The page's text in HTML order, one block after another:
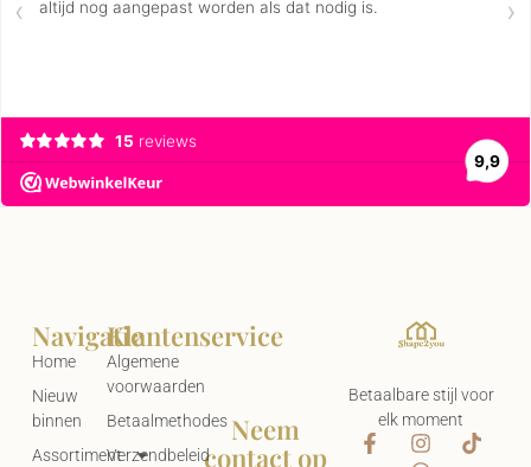
Betaalbare stijl voor
elk moment
Klantenservice
Algemene
voorwaarden
Betaalmethodes
Verzendbeleid
Navigatie
Home
Nieuw
binnen
Assortiment
Neem
contact op